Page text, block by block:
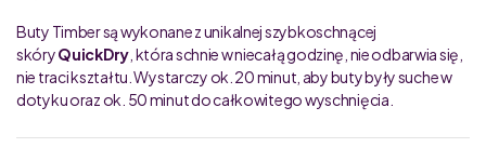
Buty Timber są wykonane z unikalnej szybkoschnącej
skóryQuickDry , która schnie w niecałą godzinę, nie odbarwia się,
nie traci kształtu. Wystarczy ok. 20 minut, aby buty były suche w
dotyku oraz ok. 50 minut do całkowitego wyschnięcia.